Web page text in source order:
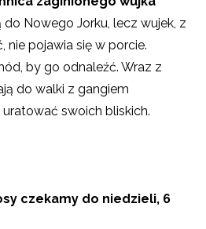
do Nowego Jorku, lecz wujek, z
nie pojawia się w porcie.
by go odnaleźć. Wraz z
do walki z gangiem
swoich bliskich.
czekamy do niedzieli, 6